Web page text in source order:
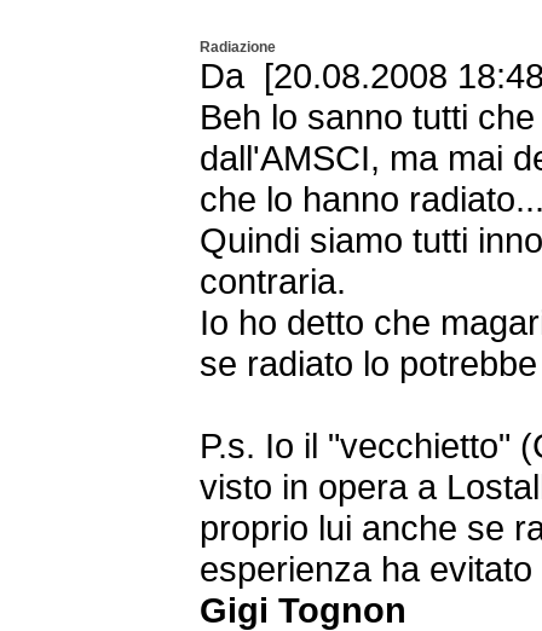
Radiazione
Da [20.08.2008
Beh lo sanno tutti
dall'AMSCI, ma mai
che lo hanno
Quindi siamo tutti
contraria.
Io ho detto che
se radiato lo
P.s. Io il "vecchietto"
visto in opera a
proprio lui anche se
esperienza ha
Gigi Tognon